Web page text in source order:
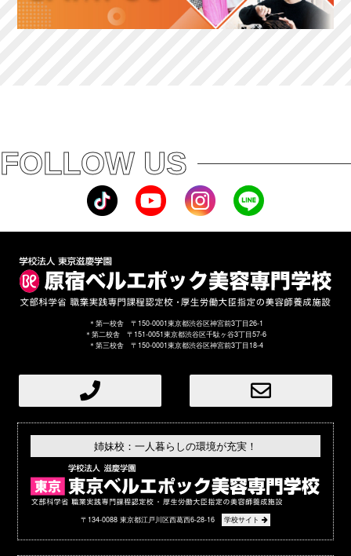
FOLLOW US
＊第一校舎 〒150-0001東京都渋谷区神宮前3丁目26-1
＊第二校舎 〒151-0051東京都渋谷区千駄ヶ谷3丁目57-6
＊第三校舎 〒150-0001東京都渋谷区神宮前3丁目18-4
姉妹校：一人暮らしの環境が充実！
〒134-0088 東京都江戸川区西葛西6-28-16 学校サイト